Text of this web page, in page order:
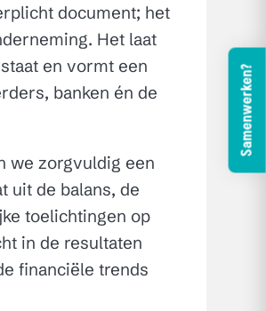
Samenwerken?
document; het
Het laat
en vormt een
banken én de
we zorgvuldig een
uit de balans, de
toelichtingen op
in de resultaten
financiële trends